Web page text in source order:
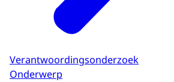
Verantwoordingsonderzoek
Onderwerp